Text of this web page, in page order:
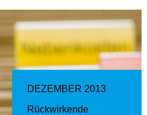
DEZEMBER 2013
Rückwirkende